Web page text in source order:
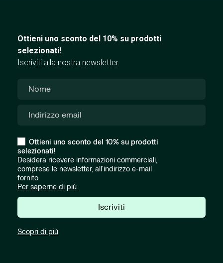
Ottieni uno sconto del 10% su prodotti
selezionati!
Iscriviti alla nostra newsletter
Ottieni uno sconto del 10% su prodotti
selezionati!
Desidera ricevere informazioni commerciali,
comprese le newsletter, all'indirizzo e-mail
fornito.
Per saperne di più
Iscriviti
Scopri di più